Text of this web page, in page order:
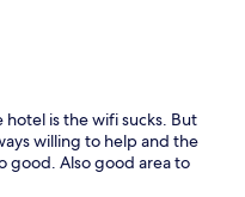
is the wifi sucks. But
willing to help and the
good. Also good area to